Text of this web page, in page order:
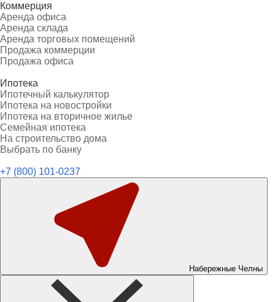
Коммерция
Аренда офиса
Аренда склада
Аренда торговых помещений
Продажа коммерции
Продажа офиса
Ипотека
Ипотечный калькулятор
Ипотека на новостройки
Ипотека на вторичное жилье
Семейная ипотека
На строительство дома
Выбрать по банку
+7 (800) 101-0237
Набережные Челны